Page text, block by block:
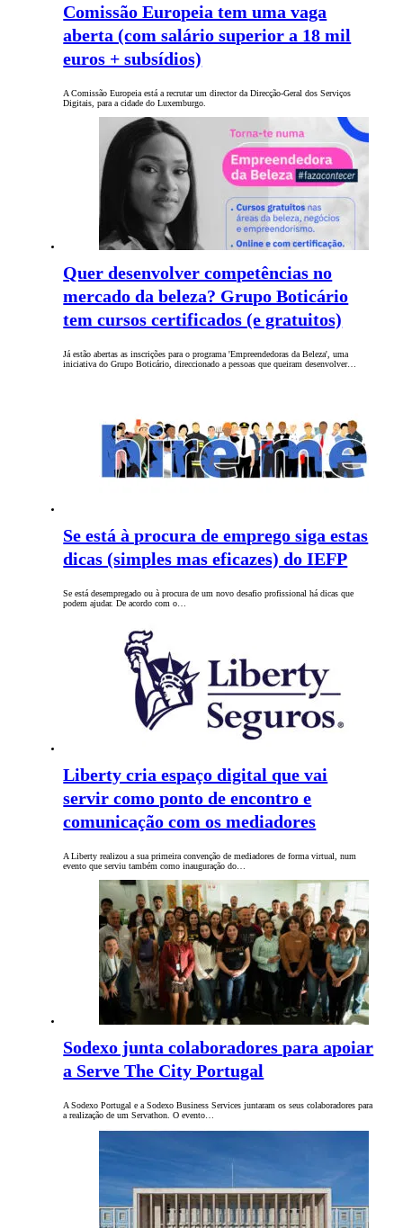
Comissão Europeia tem uma vaga
aberta (com salário superior a 18 mil
euros + subsídios)
A Comissão Europeia está a recrutar um director da Direcção-Geral dos Serviços
Digitais, para a cidade do Luxemburgo.
Quer desenvolver competências no
mercado da beleza? Grupo Boticário
tem cursos certificados (e gratuitos)
Já estão abertas as inscrições para o programa 'Empreendedoras da Beleza', uma
iniciativa do Grupo Boticário, direccionado a pessoas que queiram desenvolver…
Se está à procura de emprego siga estas
dicas (simples mas eficazes) do IEFP
Se está desempregado ou à procura de um novo desafio profissional há dicas que
podem ajudar. De acordo com o…
Liberty cria espaço digital que vai
servir como ponto de encontro e
comunicação com os mediadores
A Liberty realizou a sua primeira convenção de mediadores de forma virtual, num
evento que serviu também como inauguração do…
Sodexo junta colaboradores para apoiar
a Serve The City Portugal
A Sodexo Portugal e a Sodexo Business Services juntaram os seus colaboradores para
a realização de um Servathon. O evento…